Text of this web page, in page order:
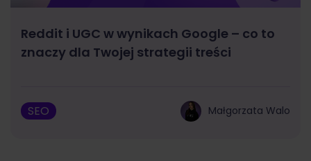
Reddit i UGC w wynikach Google – co to
znaczy dla Twojej strategii treści
SEO Małgorzata Walo